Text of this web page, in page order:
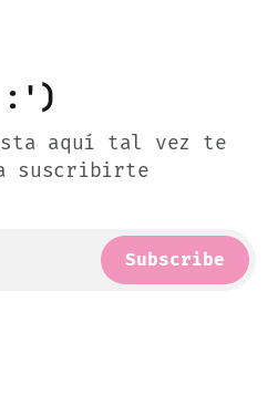
:')
aquí tal vez te
suscribirte
Subscribe